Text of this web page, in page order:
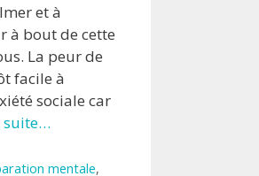
et à
à bout de cette
La peur de
facile à
sociale car
suite…
mentale,